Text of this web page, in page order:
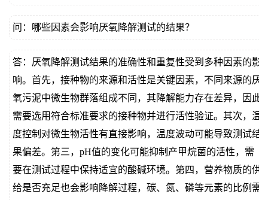
问：哪些因素会影响厌氧降解测试的结果？
答：厌氧降解测试结果的准确性和重复性受到多种因素的影
响。首先，接种物的来源和活性是关键因素，不同来源的厌
氧污泥中微生物群落组成不同，其降解能力存在差异，因此
需要选用符合标准要求的接种物并进行活性验证。其次，温
度控制对微生物活性有直接影响，温度波动可能导致测试结
果偏差。第三，pH值的变化可能抑制产甲烷菌的活性，需
要在测试过程中保持适宜的酸碱环境。第四，营养物质的供
给是否充足也会影响降解过程，碳、氮、磷等元素的比例需